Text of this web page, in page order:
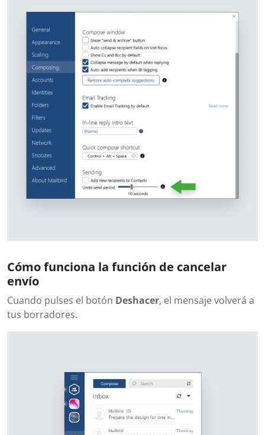
Cómo funciona la función de cancelar
envío
Cuando pulses el botón Deshacer, el mensaje volverá a
tus borradores.